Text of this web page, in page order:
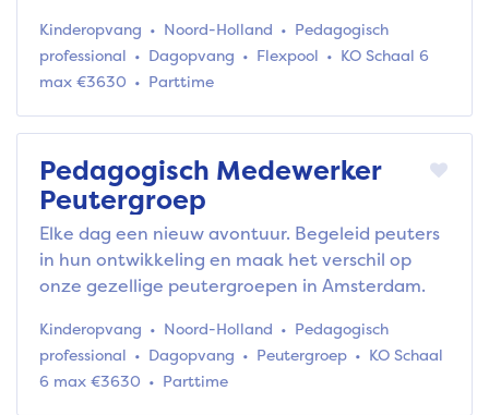
Kinderopvang Noord-Holland
Pedagogisch
professional
Dagopvang Flexpool
KO Schaal 6
max €3630
Parttime
Pedagogisch Medewerker
Peutergroep
Elke dag een nieuw avontuur. Begeleid peuters
in hun ontwikkeling en maak het verschil op
onze gezellige peutergroepen in Amsterdam.
Kinderopvang Noord-Holland
Pedagogisch
professional
Dagopvang Peutergroep
KO Schaal
6 max €3630
Parttime